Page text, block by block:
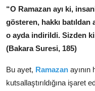
“O Ramazan ayı ki,
gösteren, hakkı batıldan
o ayda indirildi. Sizden
(Bakara Suresi, 185)
Bu ayet, Ramazan
kutsallaştırıldığına işaret